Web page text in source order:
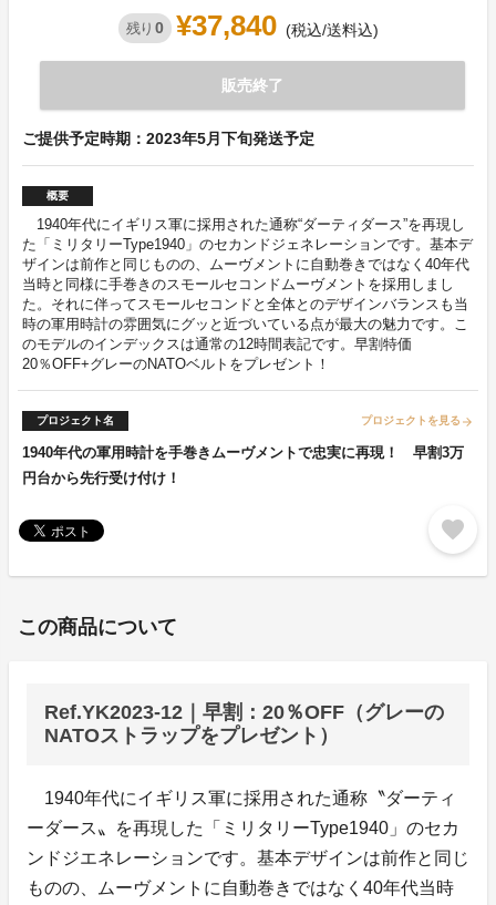
残り 0 ¥37,840 (税込/送料込)
販売終了
ご提供予定時期：2023年5月下旬発送予定
概要
1940年代にイギリス軍に採用された通称“ダーティダース”を再現し
た「ミリタリーType1940」のセカンドジェネレーションです。基本デ
ザインは前作と同じものの、ムーヴメントに自動巻きではなく40年代
当時と同様に手巻きのスモールセコンドムーヴメントを採用しまし
た。それに伴ってスモールセコンドと全体とのデザインバランスも当
時の軍用時計の雰囲気にグッと近づいている点が最大の魅力です。こ
のモデルのインデックスは通常の12時間表記です。早割特価
20％OFF+グレーのNATOベルトをプレゼント！
プロジェクト名 プロジェクトを見る arrow_forward
1940年代の軍用時計を手巻きムーヴメントで忠実に再現！ 早割3万
円台から先行受け付け！
favorite
この商品について
Ref.YK2023-12｜早割：20％OFF（グレーの
NATOストラップをプレゼント）
1940年代にイギリス軍に採用された通称〝ダーティ
ーダース〟を再現した「ミリタリーType1940」のセカ
ンドジエネレーションです。基本デザインは前作と同じ
ものの、ムーヴメントに自動巻きではなく40年代当時